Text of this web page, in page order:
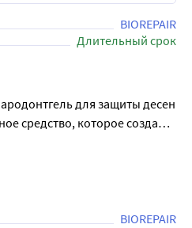
BIOREPAIR
Длительный срок
для защиты десен
средство, которое создано
различных проблем. Она
уменьшать и
а также снижать риск
процессов в полости
BIOREPAIR